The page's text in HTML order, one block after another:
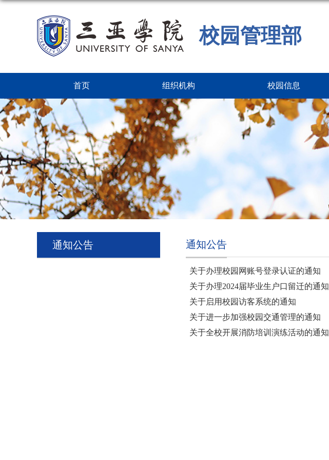
校园管理部
首页 组织机构 校园信息
通知公告 通知公告
关于办理校园网账号登录认证的通知
关于办理2024届毕业生户口留迁的通知
关于启用校园访客系统的通知
关于进一步加强校园交通管理的通知
关于全校开展消防培训演练活动的通知